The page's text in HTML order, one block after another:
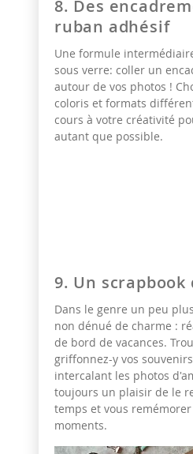
8. Des
ruban adhésif
Une formule
sous verre: coller un
autour de vos photos !
coloris et formats
cours à votre créativité
autant que possible.
9. Un scrapbook
Dans le genre un peu plus
non dénué de charme :
de bord de vacances.
griffonnez-y vos
intercalant les photos
toujours un plaisir de le
temps et vous
moments.